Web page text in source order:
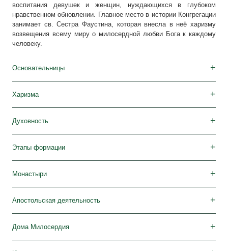
Дома для девушек
Дома для одиноких матерей
Дома опеки
Детские сады
Бурсы
Реколлекционные дома
История
воспитания девушек и женщин, нуждающихся в глубоком
нравственном обновлении. Главное место в истории Конгрегации
занимает св. Сестра Фаустина, которая внесла в неё харизму
возвещения всему миру о милосердной любви Бога к каждому
человеку.
Основательницы
м. Тереза Потоцкая
св. Сестра Фаустина Ковальская
м. Тереза Rondeau
Харизма
У основания
Сегодня
Духовность
У основания
Сегодня
Этапы формации
Аспирантура
Постулят
Новициат
Юниорат
Непрестанная формация
Монастыри
В Польше
В мире
Апостольская деятельность
Молитва
Дома Милосердия
Сообщество „Faustinum”
Издательство „Misericordia”
Средства массовой информации
Другие формы милосердия
Дома Милосердия